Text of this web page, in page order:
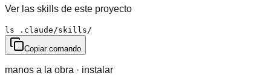
Ver las skills de este proyecto
ls .claude/skills/
Copiar comando
manos a la obra · instalar